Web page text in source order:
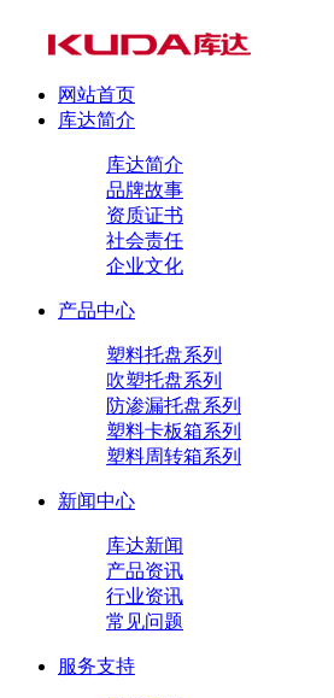
网站首页
库达简介
库达简介
品牌故事
资质证书
社会责任
企业文化
产品中心
塑料托盘系列
吹塑托盘系列
防渗漏托盘系列
塑料卡板箱系列
塑料周转箱系列
新闻中心
库达新闻
产品资讯
行业资讯
常见问题
服务支持